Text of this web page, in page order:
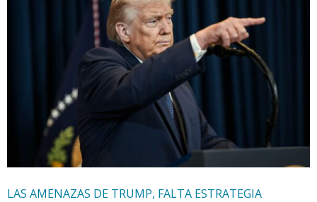
LAS AMENAZAS DE TRUMP, FALTA ESTRATEGIA